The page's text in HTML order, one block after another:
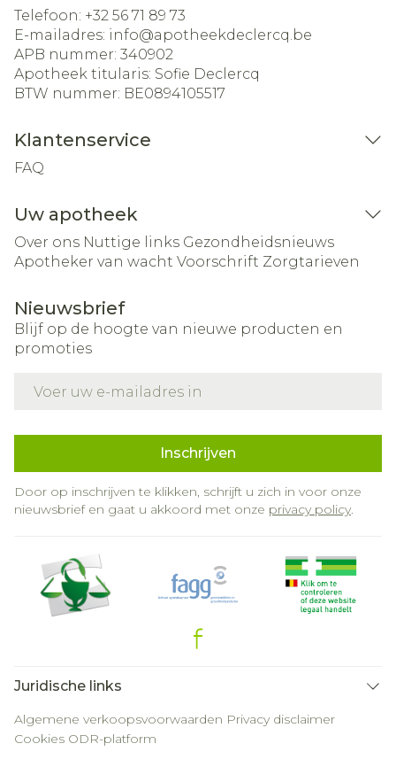
Telefoon: +32 56 71 89 73
E-mailadres: info@apotheekdeclercq.be
APB nummer: 340902
Apotheek titularis: Sofie Declercq
BTW nummer: BE0894105517
Klantenservice
FAQ
Uw apotheek
Over ons Nuttige links Gezondheidsnieuws
Apotheker van wacht Voorschrift Zorgtarieven
Nieuwsbrief
Blijf op de hoogte van nieuwe producten en
promoties
Inschrijven
Door op inschrijven te klikken, schrijft u zich in voor onze
nieuwsbrief en gaat u akkoord met onze privacy policy.
Juridische links
Algemene verkoopsvoorwaarden Privacy disclaimer
Cookies ODR-platform